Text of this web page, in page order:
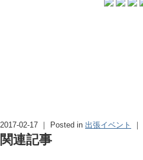
2017-02-17 ｜ Posted in 出張イベント ｜
関連記事